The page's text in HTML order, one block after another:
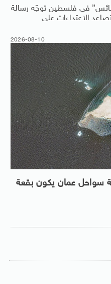
فى فلسطين توجّه رسالة
الاعتداءات على
2026-08-10
سواحل عمان يكون بقعة